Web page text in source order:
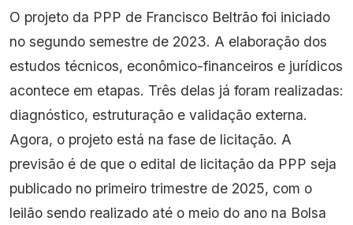
O projeto da PPP de Francisco Beltrão foi iniciado
no segundo semestre de 2023. A elaboração dos
estudos técnicos, econômico-financeiros e jurídicos
acontece em etapas. Três delas já foram realizadas:
diagnóstico, estruturação e validação externa.
Agora, o projeto está na fase de licitação. A
previsão é de que o edital de licitação da PPP seja
publicado no primeiro trimestre de 2025, com o
leilão sendo realizado até o meio do ano na Bolsa